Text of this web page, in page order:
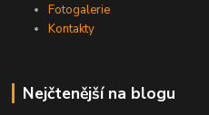
Fotogalerie
Kontakty
Nejčtenější na blogu